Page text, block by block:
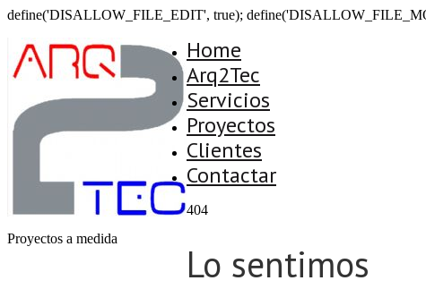
define('DISALLOW_FILE_EDIT', true);
Proyectos a medida
Home
Arq2Tec
Servicios
Proyectos
Clientes
Contactar
404
Lo sentimos